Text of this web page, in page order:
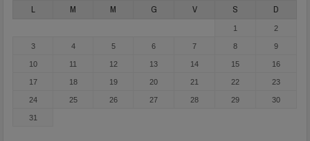
L M M G V S D
1 2
3 4 5 6 7 8 9
10 11 12 13 14 15 16
17 18 19 20 21 22 23
24 25 26 27 28 29 30
31